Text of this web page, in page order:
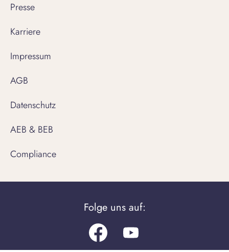
Presse
Karriere
Impressum
AGB
Datenschutz
AEB & BEB
Compliance
Folge uns auf:
FacebookYoutube.com